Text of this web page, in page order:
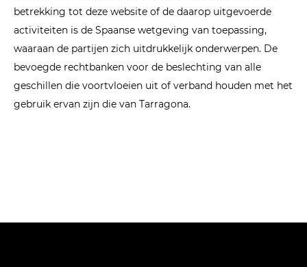
betrekking tot deze website of de daarop uitgevoerde
activiteiten is de Spaanse wetgeving van toepassing,
waaraan de partijen zich uitdrukkelijk onderwerpen. De
bevoegde rechtbanken voor de beslechting van alle
geschillen die voortvloeien uit of verband houden met het
gebruik ervan zijn die van Tarragona.